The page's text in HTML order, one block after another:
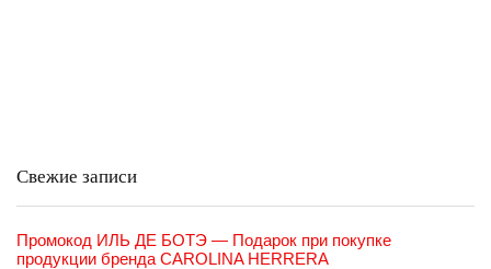
Свежие записи
Промокод ИЛЬ ДЕ БОТЭ — Подарок при покупке
продукции бренда CAROLINA HERRERA